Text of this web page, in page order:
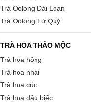
Trà Oolong Đài Loan
Trà Oolong Tứ Quý
TRÀ HOA THẢO MỘC
Trà hoa hồng
Trà hoa nhài
Trà hoa cúc
Trà hoa đậu biếc